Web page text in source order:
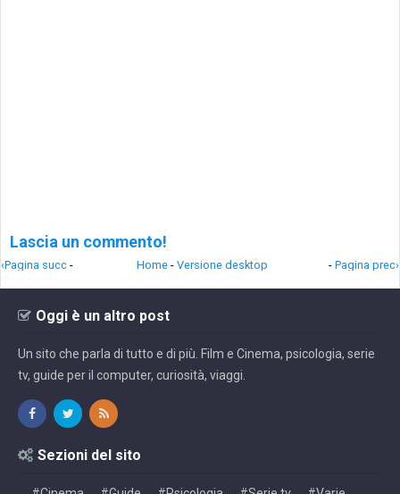
Lascia un commento!
‹Pagina succ - - Pagina prec›
Home - Versione desktop
Oggi è un altro post
Un sito che parla di tutto e di più. Film e Cinema, psicologia, serie
tv, guide per il computer, curiosità, viaggi.
Sezioni del sito